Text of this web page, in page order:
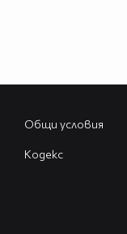
Общи условия
Кодекс